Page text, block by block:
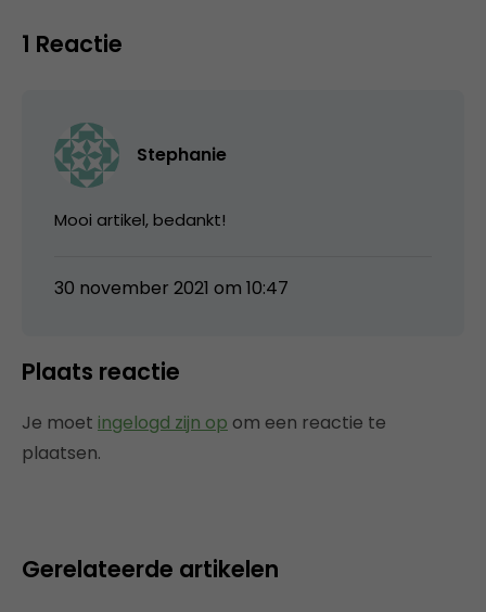
1 Reactie
Stephanie
Mooi artikel, bedankt!
30 november 2021 om 10:47
Plaats reactie
Je moet ingelogd zijn op om een reactie te
plaatsen.
Gerelateerde artikelen